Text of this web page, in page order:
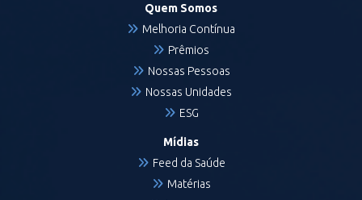
Quem Somos
Melhoria Contínua
Prêmios
Nossas Pessoas
Nossas Unidades
ESG
Mídias
Feed da Saúde
Matérias